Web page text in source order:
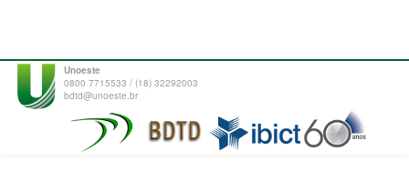
Unoeste
0800 7715533 / (18) 32292003
bdtd@unoeste.br